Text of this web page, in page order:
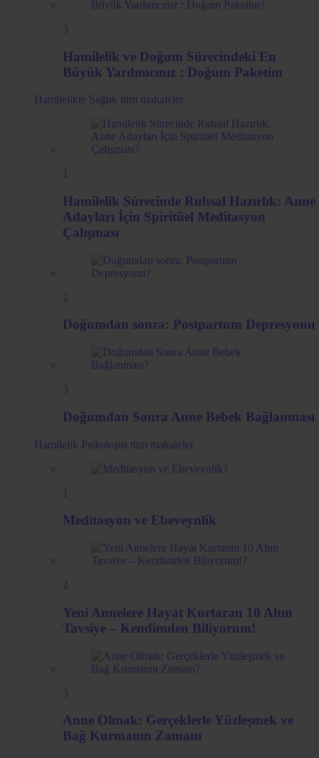
3
Hamilelik ve Doğum Sürecindeki En
Büyük Yardımcınız : Doğum Paketim
Hamilelikte Sağlık tüm makaleler
1
Hamilelik Sürecinde Ruhsal Hazırlık: Anne
Adayları İçin Spiritüel Meditasyon
Çalışması
2
Doğumdan sonra: Postpartum Depresyonu
3
Doğumdan Sonra Anne Bebek Bağlanması
Hamilelik Psikolojisi tüm makaleler
1
Meditasyon ve Ebeveynlik
2
Yeni Annelere Hayat Kurtaran 10 Altın
Tavsiye – Kendimden Biliyorum!
3
Anne Olmak: Gerçeklerle Yüzleşmek ve
Bağ Kurmanın Zamanı